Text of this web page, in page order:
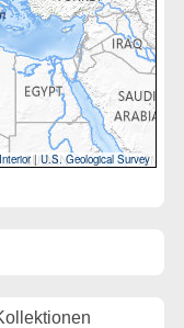
|U.S. Geological Survey